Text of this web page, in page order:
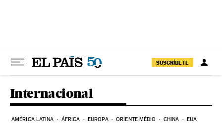
SUSCRÍBETE
Internacional
AMÉRICA LATINA ÁFRICA EUROPA ORIENTE MÉDIO CHINA EUA